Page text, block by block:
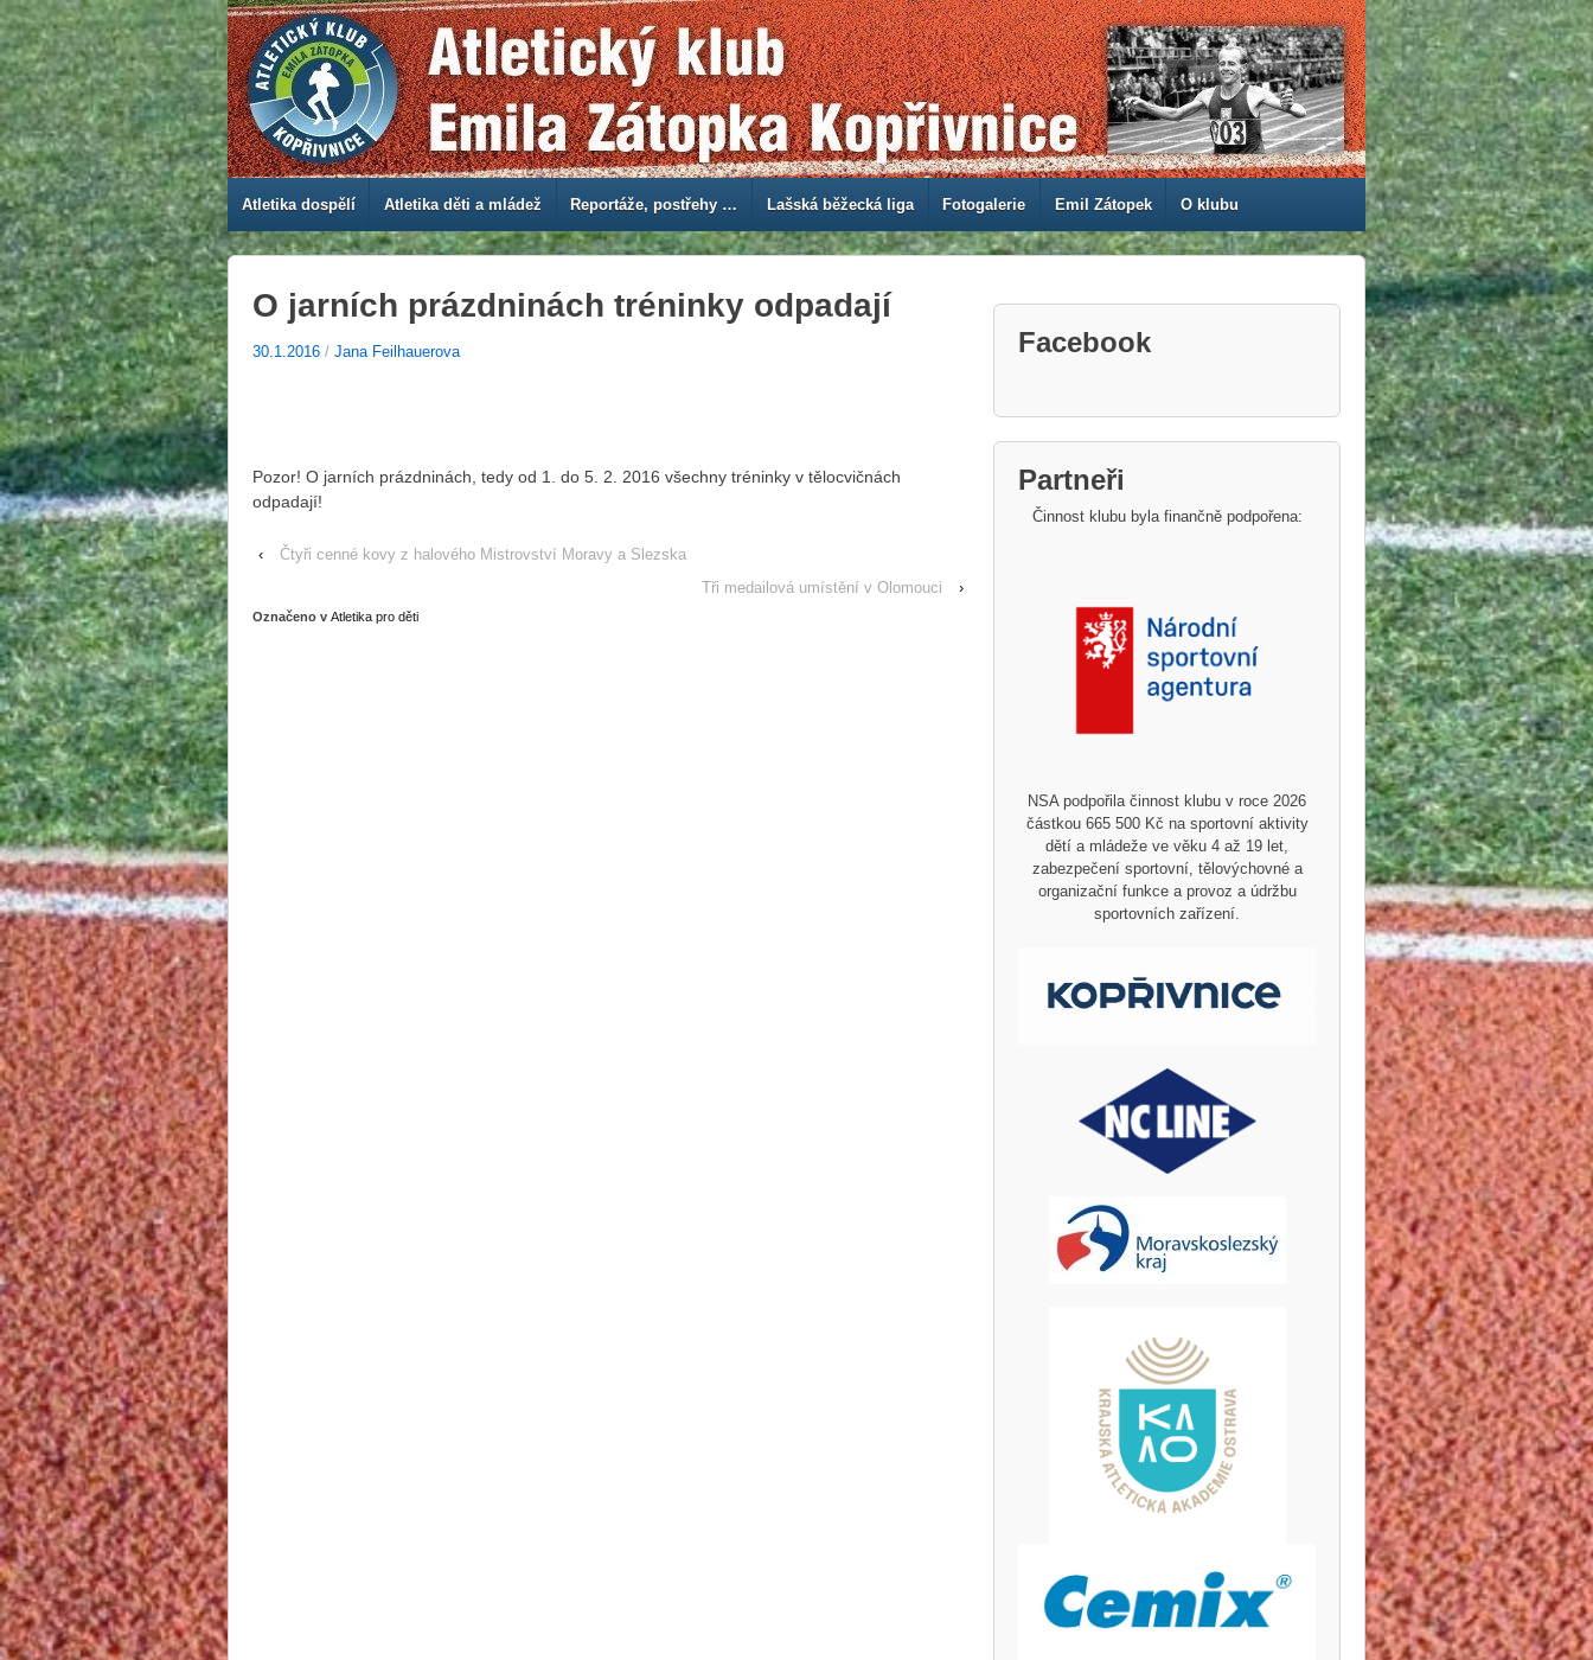
Atletika dospělí Atletika děti a mládež Reportáže, postřehy … Lašská běžecká liga Fotogalerie Emil Zátopek O klubu
O jarních prázdninách tréninky odpadají
30.1.2016 / Jana Feilhauerova
Pozor! O jarních prázdninách, tedy od 1. do 5. 2. 2016 všechny tréninky v tělocvičnách
odpadají!
‹
Čtyři cenné kovy z halového Mistrovství Moravy a Slezska
Tři medailová umístění v Olomouci
›
Označeno v Atletika pro děti
Facebook
Partneři
Činnost klubu byla finančně podpořena:
NSA podpořila činnost klubu v roce 2026
částkou 665 500 Kč na sportovní aktivity
dětí a mládeže ve věku 4 až 19 let,
zabezpečení sportovní, tělovýchovné a
organizační funkce a provoz a údržbu
sportovních zařízení.